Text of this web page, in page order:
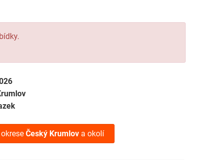
okrese Český Krumlov a okolí